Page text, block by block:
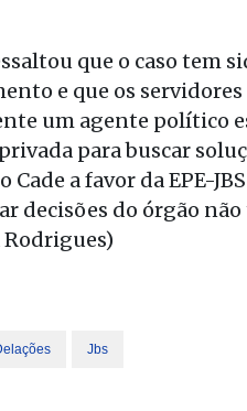
que o caso tem
e que os
um agente político
para buscar
Cade a favor da EPE-
decisões do órgão
Jbs